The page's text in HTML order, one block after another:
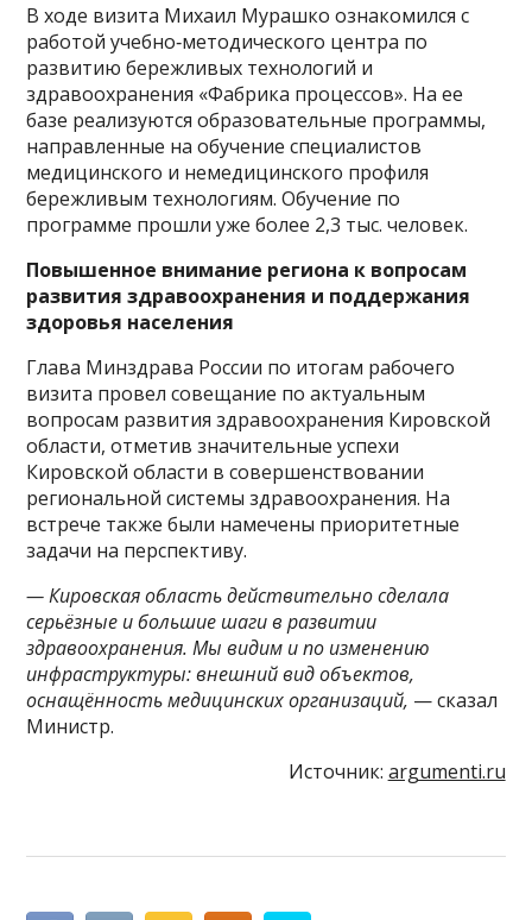
В ходе визита Михаил Мурашко ознакомился с
работой учебно‑методического центра по
развитию бережливых технологий и
здравоохранения «Фабрика процессов». На ее
базе реализуются образовательные программы,
направленные на обучение специалистов
медицинского и немедицинского профиля
бережливым технологиям. Обучение по
программе прошли уже более 2,3 тыс. человек.
Повышенное внимание региона к вопросам
развития здравоохранения и поддержания
здоровья населения
Глава Минздрава России по итогам рабочего
визита провел совещание по актуальным
вопросам развития здравоохранения Кировской
области, отметив значительные успехи
Кировской области в совершенствовании
региональной системы здравоохранения. На
встрече также были намечены приоритетные
задачи на перспективу.
— Кировская область действительно сделала
серьёзные и большие шаги в развитии
здравоохранения. Мы видим и по изменению
инфраструктуры: внешний вид объектов,
оснащённость медицинских организаций, — сказал
Министр.
Источник: argumenti.ru